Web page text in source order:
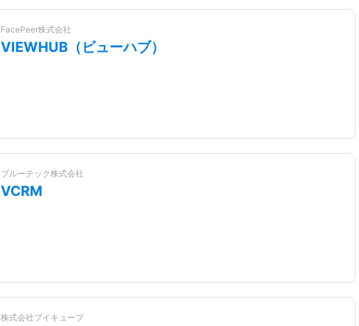
FacePeer株式会社
VIEWHUB（ビューハブ）
ブルーテック株式会社
VCRM
株式会社ブイキューブ